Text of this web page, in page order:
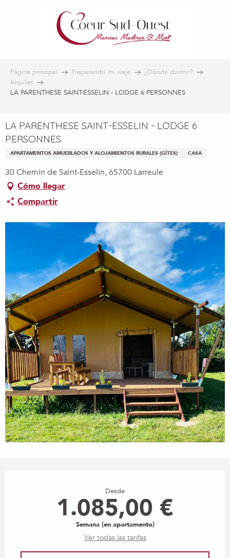
Página principal Preparando mi viaje
¿Dónde dormir?
Alquiler
LA PARENTHESE SAINT-ESSELIN - LODGE 6 PERSONNES
LA PARENTHESE SAINT-ESSELIN - LODGE 6
PERSONNES
APARTAMENTOS AMUEBLADOS Y ALOJAMIENTOS RURALES (GÎTES) CASA
30 Chemin de Saint-Esselin, 65700 Larreule
Cómo llegar
Compartir
Desde
1.085,00 €
Semana (en apartamento)
Ver todas las tarifas